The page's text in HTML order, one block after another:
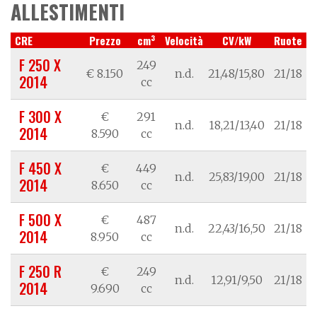
ALLESTIMENTI
CRE Prezzo cm3 Velocità CV/kW Ruote
F 250 X
2014
€ 8.150
249
cc
n.d. 21,48/15,80 21/18
F 300 X
2014
€
8.590
291
cc
n.d. 18,21/13,40 21/18
F 450 X
2014
€
8.650
449
cc
n.d. 25,83/19,00 21/18
F 500 X
2014
€
8.950
487
cc
n.d. 22,43/16,50 21/18
F 250 R
2014
€
9.690
249
cc
n.d. 12,91/9,50 21/18